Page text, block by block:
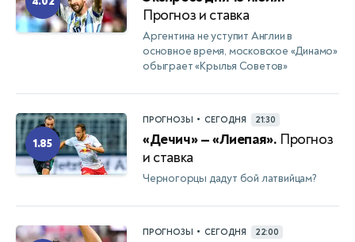
Прогноз и ставка
Аргентина не уступит Англии в
основное время, московское «Динамо»
обыграет «Крылья Советов»
1.85
ПРОГНОЗЫ • СЕГОДНЯ 21:30
«Дечич» — «Лиепая». Прогноз
и ставка
Черногорцы дадут бой латвийцам?
ПРОГНОЗЫ • СЕГОДНЯ 22:00